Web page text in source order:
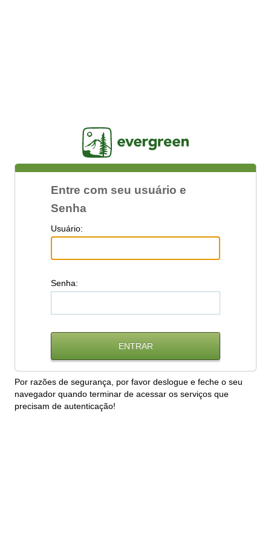
Entre com seu usuário e
Senha
Usuário:
Senha:
Por razões de segurança, por favor deslogue e feche o seu
navegador quando terminar de acessar os serviços que
precisam de autenticação!